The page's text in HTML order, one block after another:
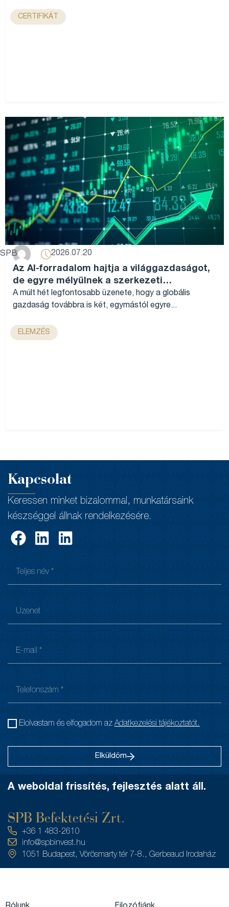
CERTIFIKÁT
SPB 2026.07.20
Az AI-forradalom hajtja a világgazdaságot,
de egyre mélyülnek a szerkezeti
különbségek...
A múlt hét legfontosabb üzenete, hogy a globális
gazdaság továbbra is két, egymástól egyre...
ELEMZÉS
Kapcsolat
Keressen minket bizalommal, munkatársaink
készséggel állnak rendelkezésére.
Elolvastam és elfogadom az Adatkezelési tájékoztatót.
Elküldöm
A weboldal frissítés, fejlesztés alatt áll.
SPB Befektetési Zrt.
+36 1 483-2610
info@spbinvest.hu
1051 Budapest, Vörösmarty tér 7-8., Gerbeaud Irodaház